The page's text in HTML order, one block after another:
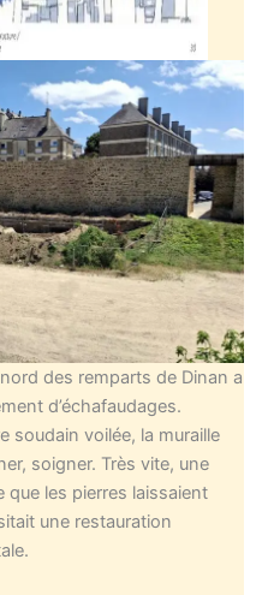
des remparts de Dinan a
d’échafaudages.
soudain voilée, la muraille
soigner. Très vite, une
les pierres laissaient
une restauration